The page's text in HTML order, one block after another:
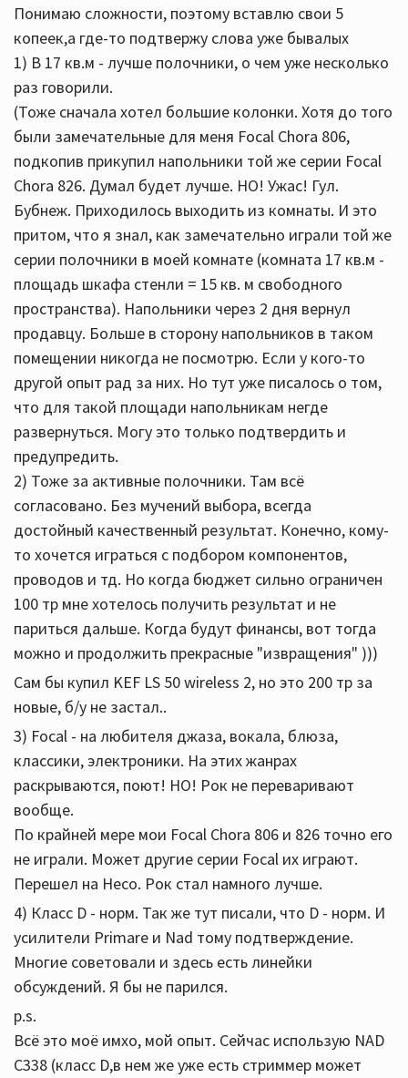
Понимаю сложности, поэтому вставлю свои 5
копеек,а где-то подтвержу слова уже бывалых
1) В 17 кв.м - лучше полочники, о чем уже несколько
раз говорили.
(Тоже сначала хотел большие колонки. Хотя до того
были замечательные для меня Focal Chora 806,
подкопив прикупил напольники той же серии Focal
Chora 826. Думал будет лучше. НО! Ужас! Гул.
Бубнеж. Приходилось выходить из комнаты. И это
притом, что я знал, как замечательно играли той же
серии полочники в моей комнате (комната 17 кв.м -
площадь шкафа стенли = 15 кв. м свободного
пространства). Напольники через 2 дня вернул
продавцу. Больше в сторону напольников в таком
помещении никогда не посмотрю. Если у кого-то
другой опыт рад за них. Но тут уже писалось о том,
что для такой площади напольникам негде
развернуться. Могу это только подтвердить и
предупредить.
2) Тоже за активные полочники. Там всё
согласовано. Без мучений выбора, всегда
достойный качественный результат. Конечно, кому-
то хочется играться с подбором компонентов,
проводов и тд. Но когда бюджет сильно ограничен
100 тр мне хотелось получить результат и не
париться дальше. Когда будут финансы, вот тогда
можно и продолжить прекрасные "извращения" )))
Сам бы купил KEF LS 50 wireless 2, но это 200 тр за
новые, б/у не застал..
3) Focal - на любителя джаза, вокала, блюза,
классики, электроники. На этих жанрах
раскрываются, поют! НО! Рок не переваривают
вообще.
По крайней мере мои Focal Chora 806 и 826 точно его
не играли. Может другие серии Focal их играют.
Перешел на Heco. Рок стал намного лучше.
4) Класс D - норм. Так же тут писали, что D - норм. И
усилители Primare и Nad тому подтверждение.
Многие советовали и здесь есть линейки
обсуждений. Я бы не парился.
p.s.
Всё это моё имхо, мой опыт. Сейчас использую NAD
C338 (класс D,в нем же уже есть стриммер может